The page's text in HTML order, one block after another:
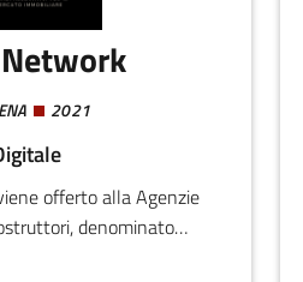
2021
offerto alla Agenzie
denominato